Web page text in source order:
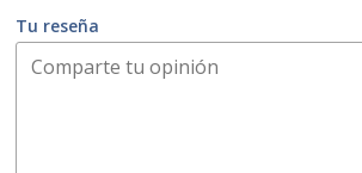
Tu reseña